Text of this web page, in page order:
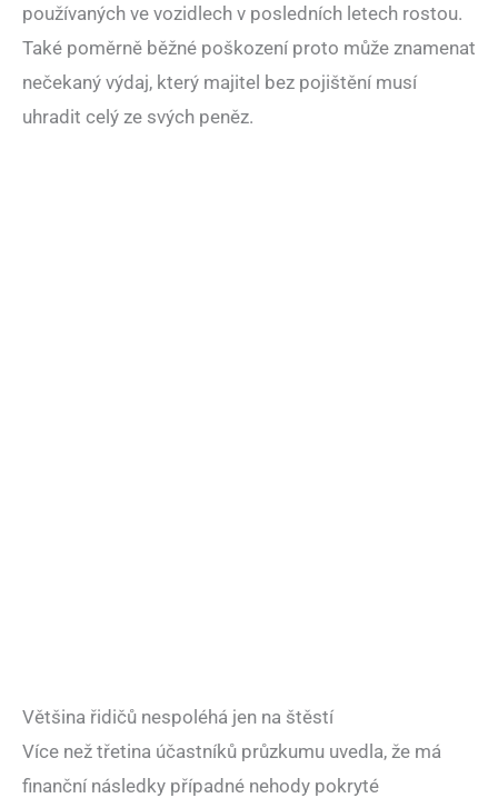
používaných ve vozidlech v posledních letech rostou.
Také poměrně běžné poškození proto může znamenat
nečekaný výdaj, který majitel bez pojištění musí
uhradit celý ze svých peněz.
Většina řidičů nespoléhá jen na štěstí
Více než třetina účastníků průzkumu uvedla, že má
finanční následky případné nehody pokryté